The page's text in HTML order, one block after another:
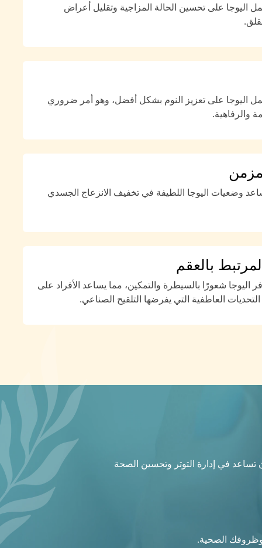
اليوجا على تحسين الحالة المزاجية وتقليل أعراض
اليوجا على تعزيز النوم بشكل أفضل، وهو أمر ضروري
والرفاهية.
وضعيات اليوجا اللطيفة في تخفيف الانزعاج الجسدي
بالعقم
اليوجا شعورًا بالسيطرة والتمكين، مما يساعد الأفراد على
العاطفية التي يفرضها التلقيح الصناعي.
تساعد في إدارة التوتر وتحسين الصحة
وظروفك الصحية.